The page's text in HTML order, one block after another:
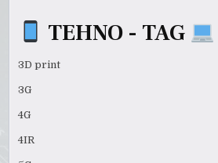
TEHNO - TAG
3D print
3G
4G
4IR